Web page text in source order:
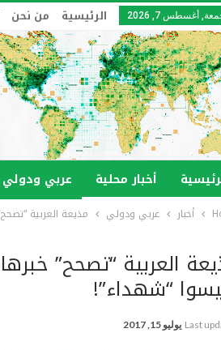
أغسطس 7, 2026 الرئيسية من نحن
أخبار محلية عربي ودولي
أخبار عربي ودولي مذيعة العربية
العربية “تصحح”
“شهداء”!
Last يوليو 15, 2017